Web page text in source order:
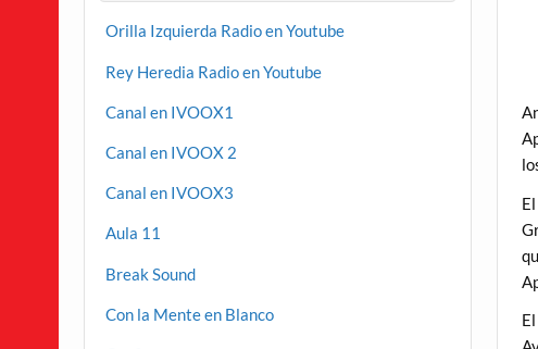
Orilla Izquierda Radio en Youtube
Rey Heredia Radio en Youtube
Canal en IVOOX1
Canal en IVOOX 2
Canal en IVOOX3
Aula 11
Break Sound
Con la Mente en Blanco